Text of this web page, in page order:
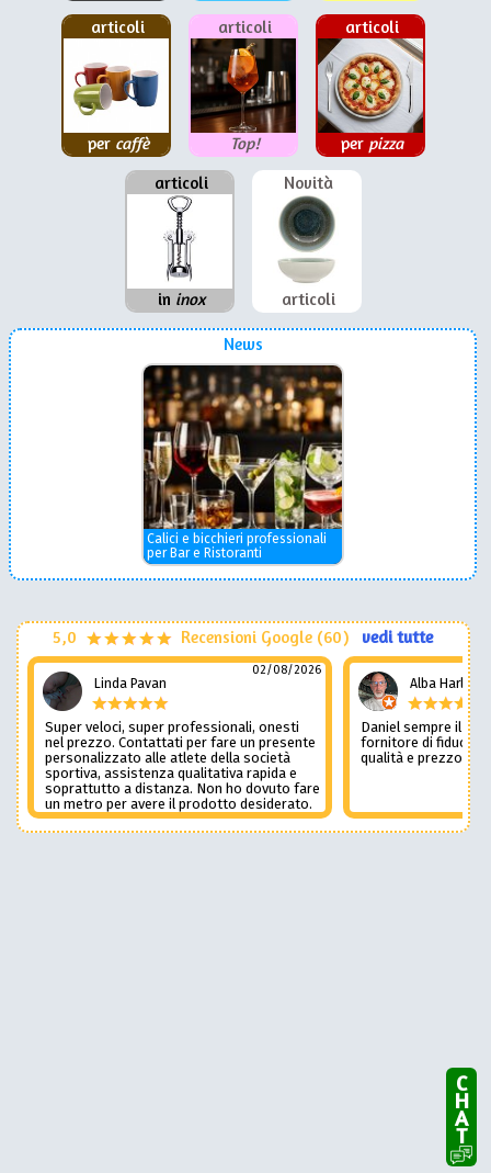
CHAT
articoli
per caffè
articoli
Top!
articoli
per pizza
articoli
in inox
Novità
articoli
News
Calici e bicchieri professionali
per Bar e Ristoranti
5,0 Recensioni Google (60) vedi tutte
Linda Pavan
02/08/2026
Super veloci, super professionali, onesti
nel prezzo. Contattati per fare un presente
personalizzato alle atlete della società
sportiva, assistenza qualitativa rapida e
soprattutto a distanza. Non ho dovuto fare
un metro per avere il prodotto desiderato.
Una assistenza del genere è rara e
preziosa. Credo li contatterò ancora in
Alba Harley
Daniel sempre il
fornitore di fiducia
qualità e prezzo